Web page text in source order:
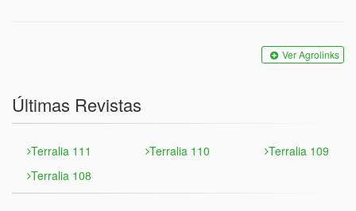
Ver Agrolinks
Últimas Revistas
Terralia 111 Terralia 110
Terralia 109
Terralia 108